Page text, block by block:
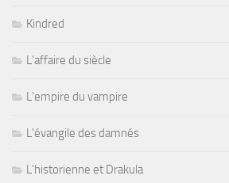
Kindred
L'affaire du siècle
L'empire du vampire
L'évangile des damnés
L'historienne et Drakula